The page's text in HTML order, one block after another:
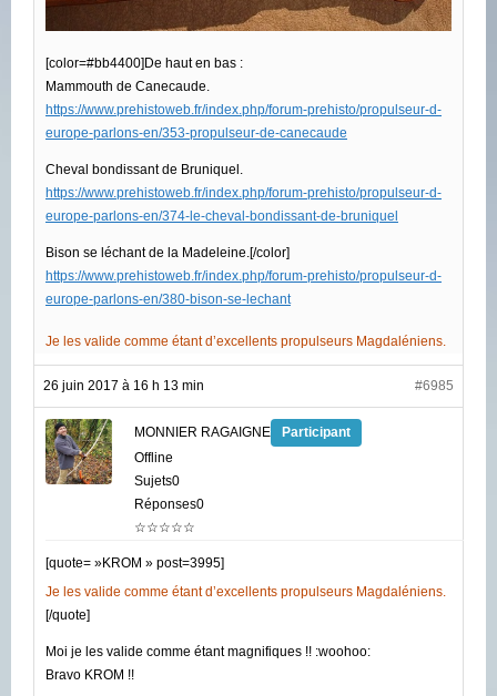
[color=#bb4400]De haut en bas :
Mammouth de Canecaude.
https://www.prehistoweb.fr/index.php/forum-prehisto/propulseur-d-
europe-parlons-en/353-propulseur-de-canecaude
Cheval bondissant de Bruniquel.
https://www.prehistoweb.fr/index.php/forum-prehisto/propulseur-d-
europe-parlons-en/374-le-cheval-bondissant-de-bruniquel
Bison se léchant de la Madeleine.[/color]
https://www.prehistoweb.fr/index.php/forum-prehisto/propulseur-d-
europe-parlons-en/380-bison-se-lechant
Je les valide comme étant d’excellents propulseurs Magdaléniens.
26 juin 2017 à 16 h 13 min #6985
MONNIER RAGAIGNE
Participant
Offline
Sujets0
Réponses0
☆☆☆☆☆
[quote= »KROM » post=3995]
Je les valide comme étant d’excellents propulseurs Magdaléniens.
[/quote]
Moi je les valide comme étant magnifiques !! :woohoo:
Bravo KROM !!